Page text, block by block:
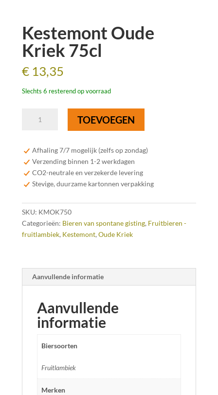
Kestemont Oude
Kriek 75cl
€13,35
Slechts 6 resterend op voorraad
75cl
aantal
TOEVOEGEN
Afhaling 7/7 mogelijk (zelfs op zondag)
Verzending binnen 1-2 werkdagen
CO2-neutrale en verzekerde levering
Stevige, duurzame kartonnen verpakking
SKU: KMOK750
Categorieën: Bieren van spontane gisting, Fruitbieren -
fruitlambiek, Kestemont, Oude Kriek
Aanvullende informatie
Aanvullende
informatie
Biersoorten
Fruitlambiek
Merken